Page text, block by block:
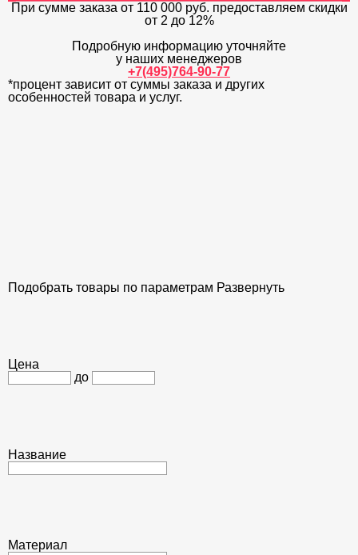
ДЕКОРАТИВНЫЙ УГОЛОК
МЕТАЛЛИЧЕСКИЕ ПОРОГИ НАПОЛЬНЫЕ (ДЛЯ ПОЛА),
РАСКЛАДКА, ПЛИНТУС
При сумме заказа от 110 000 руб. предоставляем скидки
от 2 до 12%
Подробную информацию уточняйте
у наших менеджеров
+7(495)764-90-77
*процент зависит от суммы заказа и других
особенностей товара и услуг.
Подобрать товары по параметрам Развернуть
Цена
до
Название
Материал